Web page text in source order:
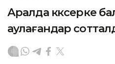
Аралда көксерке
аулағандар